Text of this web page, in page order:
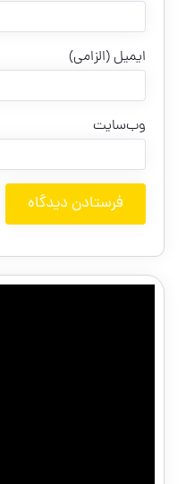
ایمیل (الزامی)
وب‌سایت